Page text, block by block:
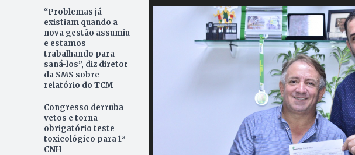
“Problemas já
existiam quando a
nova gestão assumiu
e estamos
trabalhando para
saná-los”, diz diretor
da SMS sobre
relatório do TCM
Congresso derruba
vetos e torna
obrigatório teste
toxicológico para 1ª
CNH